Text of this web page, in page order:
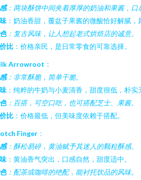
：两块酥饼中间夹着厚厚的奶油和果酱，口
：奶油香甜，覆盆子果酱的微酸恰好解腻，
：复古风味，让人想起老式烘焙店的诚意。
比 ：价格亲民，是日常零食的可靠选择。
Arrowroot ：
：非常酥脆，简单干脆。
：纯粹的牛奶与小麦清香，甜度很低，朴实
：百搭，可空口吃，也可搭配芝士、果酱。
比 ：价格最低，但美味度依赖于搭配。
Finger ：
：酥松易碎，黄油赋予其迷人的颗粒酥感。
：黄油香气突出，口感自然，甜度适中。
：配茶或咖啡的绝配，能衬托饮品的风味。